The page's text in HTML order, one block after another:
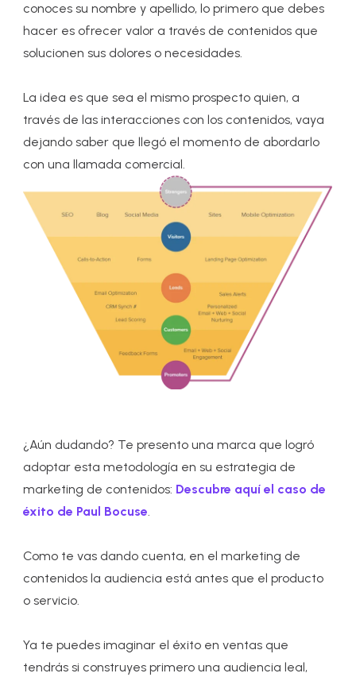
conoces su nombre y apellido, lo primero que debes
hacer es ofrecer valor a través de contenidos que
solucionen sus dolores o necesidades.
La idea es que sea el mismo prospecto quien, a
través de las interacciones con los contenidos, vaya
dejando saber que llegó el momento de abordarlo
con una llamada comercial.
¿Aún dudando? Te presento una marca que logró
adoptar esta metodología en su estrategia de
marketing de contenidos: Descubre aquí el caso de
éxito de Paul Bocuse.
Como te vas dando cuenta, en el marketing de
contenidos la audiencia está antes que el producto
o servicio.
Ya te puedes imaginar el éxito en ventas que
tendrás si construyes primero una audiencia leal,